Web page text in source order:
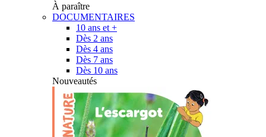
À paraître
DOCUMENTAIRES
10 ans et +
Dès 2 ans
Dès 4 ans
Dès 7 ans
Dès 10 ans
Nouveautés